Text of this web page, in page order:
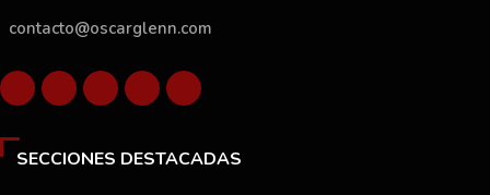
contacto@oscarglenn.com
SECCIONES DESTACADAS